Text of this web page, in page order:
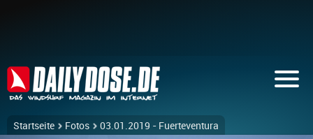
Startseite Fotos 03.01.2019 - Fuerteventura